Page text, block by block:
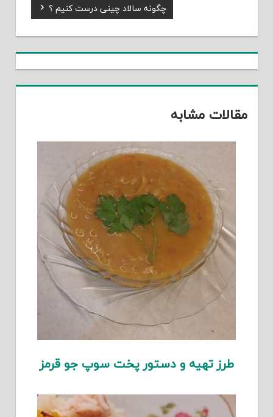
Next
Post:
چگونه سالاد چینی درست کنیم ؟
مقالات مشابه
طرز تهیه و دستور پخت سوپ جو قرمز